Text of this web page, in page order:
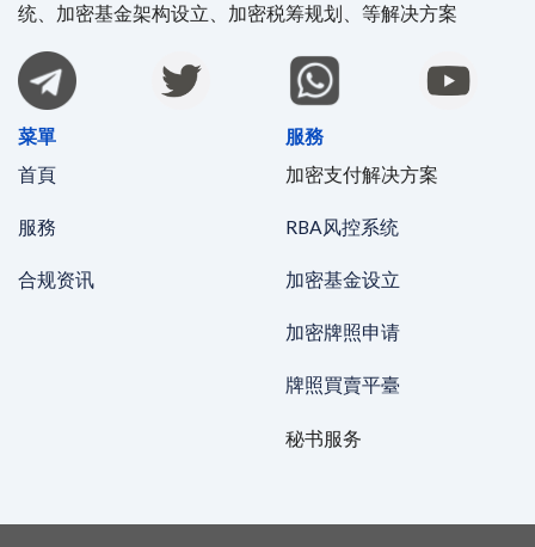
统、加密基金架构设立、加密税筹规划、等解决方案
菜單
首頁
服務
合规资讯
服務
加密支付解决方案
RBA风控系统
加密基金设立
加密牌照申请
牌照買賣平臺
秘书服务